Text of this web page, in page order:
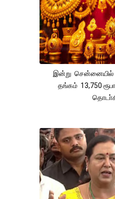
இன்று சென்னையில்
தங்கம் 13,750